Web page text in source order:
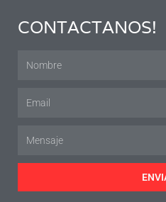
CONTACTANOS!